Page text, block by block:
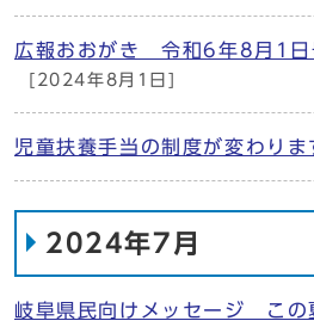
広報おおがき 令和6年8月1日
[2024年8月1日]
児童扶養手当の制度が変わりま
2024年7月
岐阜県民向けメッセージ この